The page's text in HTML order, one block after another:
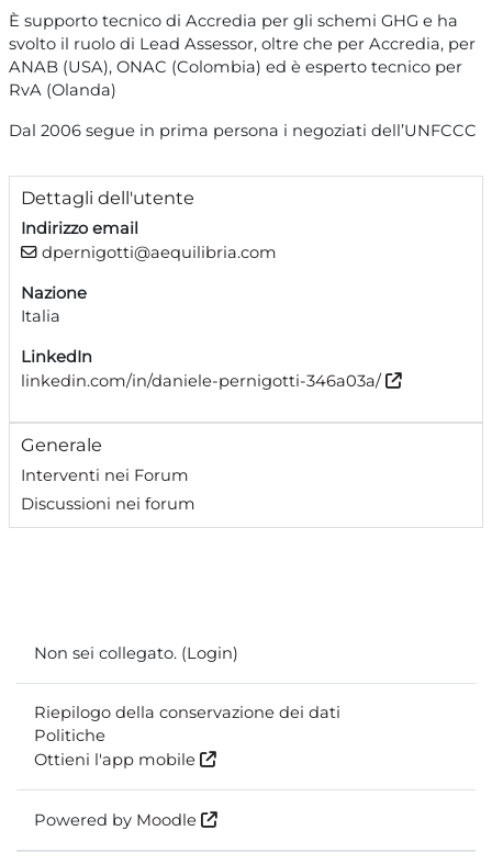
È supporto tecnico di Accredia per gli schemi GHG e ha
svolto il ruolo di Lead Assessor, oltre che per Accredia, per
ANAB (USA), ONAC (Colombia) ed è esperto tecnico per
RvA (Olanda)
Dal 2006 segue in prima persona i negoziati dell’UNFCCC
Profilo utente
Blocchi di contenuto principale
Dettagli dell'utente
Indirizzo email
dpernigotti@aequilibria.com
Nazione
Italia
LinkedIn
linkedin.com/in/daniele-pernigotti-346a03a/
Generale
Interventi nei Forum
Discussioni nei forum
Non sei collegato. (Login)
Riepilogo della conservazione dei dati
Politiche
Ottieni l'app mobile
Powered by Moodle